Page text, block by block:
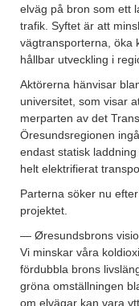
elväg på bron som ett
trafik. Syftet är att
vägtransporterna, öka
hållbar utveckling i
Aktörerna hänvisar
universitet, som visar
merparten av det
Öresundsregionen
endast statisk
helt elektrifierat
Parterna söker nu
projektet.
— Øresundsbrons
Vi minskar våra
fördubbla brons
gröna omställningen
om elvägar kan vara